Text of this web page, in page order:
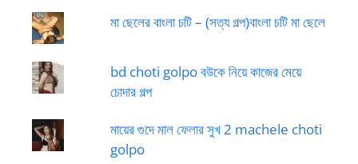
মা ছেলের বাংলা চটি – (সত্য গল্প)বাংলা চটি মা ছেলে
bd choti golpo বউকে নিয়ে কাজের মেয়ে
চোদার গল্প
মায়ের গুদে মাল ফেলার সুখ 2 machele choti
golpo